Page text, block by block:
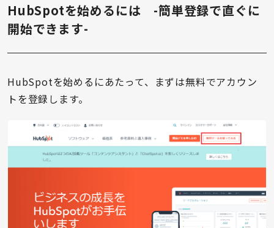
HubSpotを始めるには -簡単登録で直ぐに
開始できます-
HubSpotを始めるにあたって、まずは無料でアカウン
トを登録します。